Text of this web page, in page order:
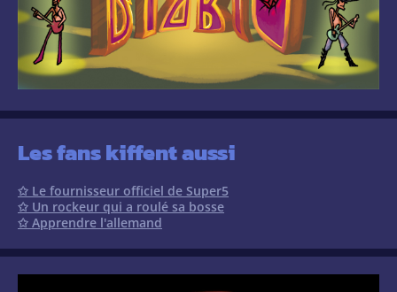
Les fans kiffent aussi
✩ Le fournisseur officiel de Super5
✩ Un rockeur qui a roulé sa bosse
✩ Apprendre l'allemand